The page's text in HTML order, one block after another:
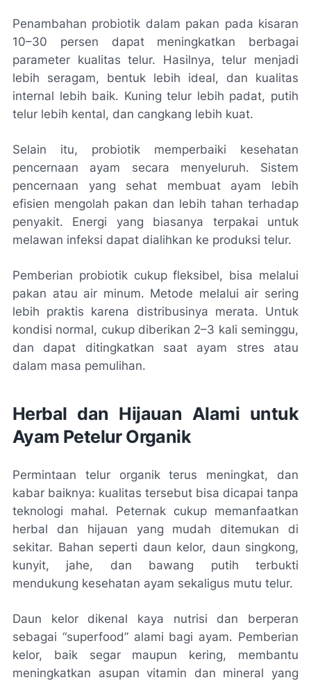
Penambahan probiotik dalam pakan pada kisaran
10–30 persen dapat meningkatkan berbagai
parameter kualitas telur. Hasilnya, telur menjadi
lebih seragam, bentuk lebih ideal, dan kualitas
internal lebih baik. Kuning telur lebih padat, putih
telur lebih kental, dan cangkang lebih kuat.
Selain itu, probiotik memperbaiki kesehatan
pencernaan ayam secara menyeluruh. Sistem
pencernaan yang sehat membuat ayam lebih
efisien mengolah pakan dan lebih tahan terhadap
penyakit. Energi yang biasanya terpakai untuk
melawan infeksi dapat dialihkan ke produksi telur.
Pemberian probiotik cukup fleksibel, bisa melalui
pakan atau air minum. Metode melalui air sering
lebih praktis karena distribusinya merata. Untuk
kondisi normal, cukup diberikan 2–3 kali seminggu,
dan dapat ditingkatkan saat ayam stres atau
dalam masa pemulihan.
Herbal dan Hijauan Alami untuk
Ayam Petelur Organik
Permintaan telur organik terus meningkat, dan
kabar baiknya: kualitas tersebut bisa dicapai tanpa
teknologi mahal. Peternak cukup memanfaatkan
herbal dan hijauan yang mudah ditemukan di
sekitar. Bahan seperti daun kelor, daun singkong,
kunyit, jahe, dan bawang putih terbukti
mendukung kesehatan ayam sekaligus mutu telur.
Daun kelor dikenal kaya nutrisi dan berperan
sebagai “superfood” alami bagi ayam. Pemberian
kelor, baik segar maupun kering, membantu
meningkatkan asupan vitamin dan mineral yang